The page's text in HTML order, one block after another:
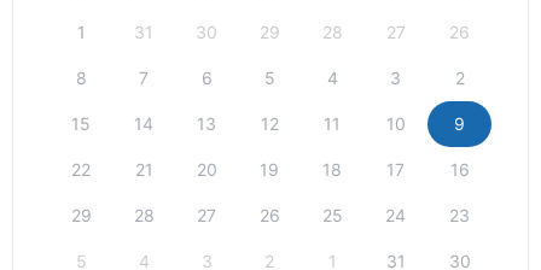
26
27
28
29
30
31
1
2
3
4
5
6
7
8
9
10
11
12
13
14
15
16
17
18
19
20
21
22
23
24
25
26
27
28
29
30
31
1
2
3
4
5